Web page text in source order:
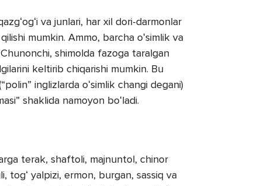
va junlari, har xil dori-darmonlar
mumkin. Ammo, barcha oʻsimlik va
shimolda fazoga taralgan
keltirib chiqarishi mumkin. Bu
inglizlarda oʻsimlik changi degani)
shaklida namoyon boʻladi.
terak, shaftoli, majnuntol, chinor
togʻ yalpizi, ermon, burgan, sassiq va